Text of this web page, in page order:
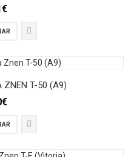
ZNEN T-50 (A9)